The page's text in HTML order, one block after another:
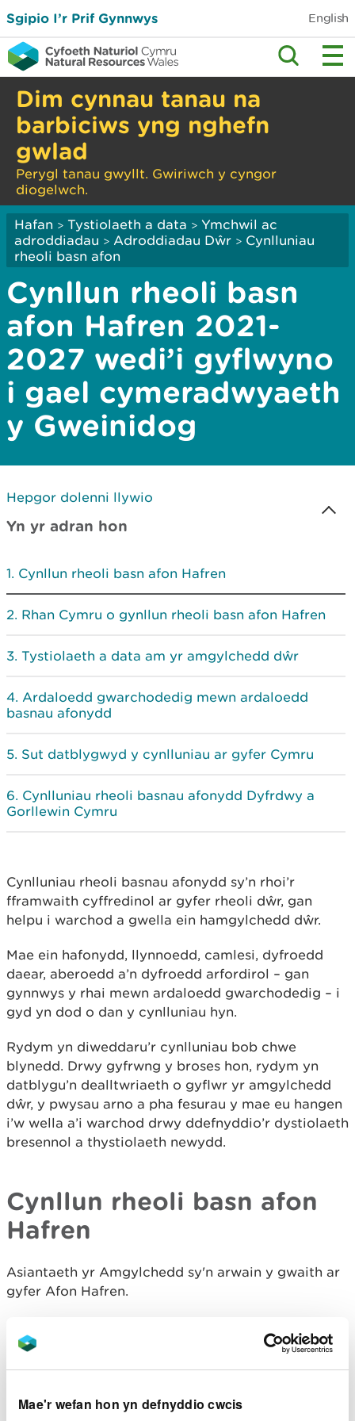
Mae'r wefan hon yn defnyddio cwcis
Sgipio I’r Prif Gynnwys English
Dim cynnau tanau na
barbiciws yng nghefn
gwlad
Perygl tanau gwyllt. Gwiriwch y cyngor
diogelwch.
Hafan > Tystiolaeth a data > Ymchwil ac
adroddiadau > Adroddiadau Dŵr > Cynlluniau
rheoli basn afon
Cynllun rheoli basn
afon Hafren 2021-
2027 wedi’i gyflwyno
i gael cymeradwyaeth
y Gweinidog
Hepgor dolenni llywio
Yn yr adran hon
Cynllun rheoli basn afon Hafren
Rhan Cymru o gynllun rheoli basn afon Hafren
Tystiolaeth a data am yr amgylchedd dŵr
Ardaloedd gwarchodedig mewn ardaloedd
basnau afonydd
Sut datblygwyd y cynlluniau ar gyfer Cymru
Cynlluniau rheoli basnau afonydd Dyfrdwy a
Gorllewin Cymru
Cynlluniau rheoli basnau afonydd sy’n rhoi’r
fframwaith cyffredinol ar gyfer rheoli dŵr, gan
helpu i warchod a gwella ein hamgylchedd dŵr.
Mae ein hafonydd, llynnoedd, camlesi, dyfroedd
daear, aberoedd a’n dyfroedd arfordirol – gan
gynnwys y rhai mewn ardaloedd gwarchodedig – i
gyd yn dod o dan y cynlluniau hyn.
Rydym yn diweddaru’r cynlluniau bob chwe
blynedd. Drwy gyfrwng y broses hon, rydym yn
datblygu’n dealltwriaeth o gyflwr yr amgylchedd
dŵr, y pwysau arno a pha fesurau y mae eu hangen
i’w wella a’i warchod drwy ddefnyddio’r dystiolaeth
bresennol a thystiolaeth newydd.
Cynllun rheoli basn afon
Hafren
Asiantaeth yr Amgylchedd sy'n arwain y gwaith ar
gyfer Afon Hafren.
Amgylchedd a phartneriaid i sicrhau bod y
basn afon Hafren.